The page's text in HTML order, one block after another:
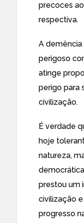
precoces
respectiva.
A demência
perigoso
atinge
perigo para
civilização.
É verdade
hoje
natureza,
prestou um
civilização
progresso